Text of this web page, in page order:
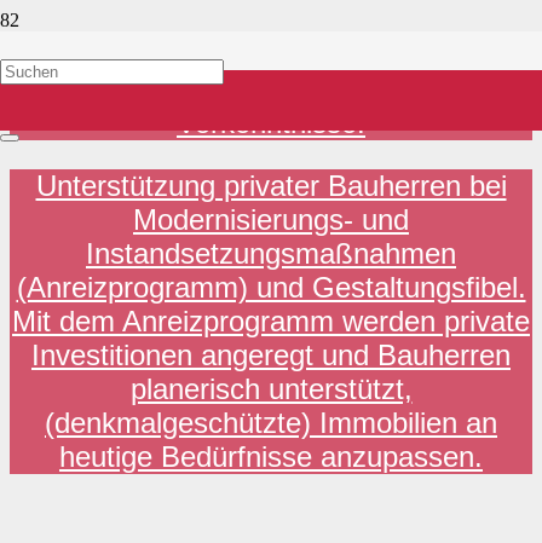
Werde jetzt Hochbeet-Patin oder Pate !
Ganz einfach, mit und ohne
Vorkenntnisse.
Unterstützung privater Bauherren bei
Modernisierungs- und
Instandsetzungsmaßnahmen
(Anreizprogramm) und Gestaltungsfibel.
Mit dem Anreizprogramm werden private
Investitionen angeregt und Bauherren
planerisch unterstützt,
(denkmalgeschützte) Immobilien an
heutige Bedürfnisse anzupassen.